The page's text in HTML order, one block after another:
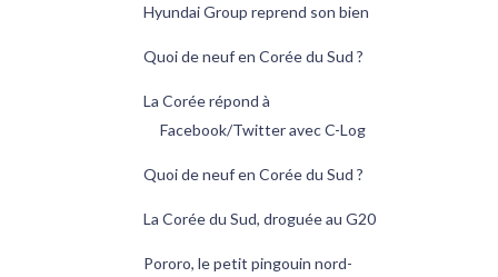
Hyundai Group reprend son bien
Quoi de neuf en Corée du Sud ?
La Corée répond à
Facebook/Twitter avec C-Log
Quoi de neuf en Corée du Sud ?
La Corée du Sud, droguée au G20
Pororo, le petit pingouin nord-